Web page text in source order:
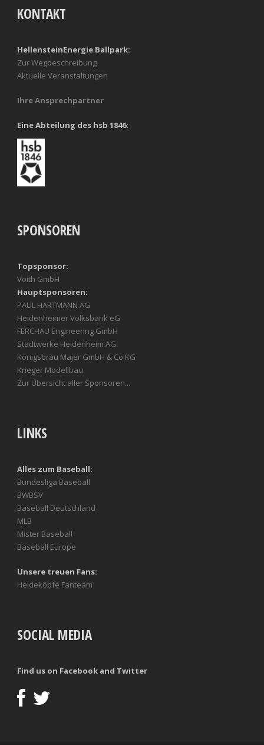
KONTAKT
HellensteinEnergie Ballpark:
Zur Wegbeschreibung
Aktuelle Veranstaltungen
Ihre Ansprechpartner
Eine Abteilung des hsb 1846:
SPONSOREN
Topsponsor:
Voith GmbH
Hauptsponsoren:
PAUL HARTMANN AG
Heidenheimer Volksbank eG
FERCHAU Engineering GmbH
Stadtwerke Heidenheim AG
Königsbräu Majer GmbH & Co KG
Krieger Modellbau
Zur Übersicht aller Sponsoren...
LINKS
Alles zum Baseball:
Bundesliga Baseball
BWBSV
Baseball Deutschland
MLB
Mister Baseball
Baseball Europe
Unsere treuen Fans:
Heideköpfe Fanteam
SOCIAL MEDIA
Find us on Facebook and Twitter